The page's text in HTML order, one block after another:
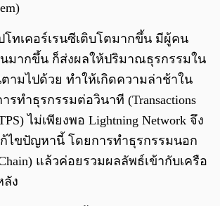
โทเคอร์เรนซีเติบโตมากขึ้น มีผู้คน
มากขึ้น ก็ส่งผลให้ปริมาณธุรกรรมใน
ามไปด้วย ทำให้เกิดความล่าช้าใน
รทำธุรกรรมต่อวินาที (Transactions
ไม่เพียงพอ Lightning Network จึง
ไขปัญหานี้ โดยการทำธุรกรรมนอก
แล้วค่อยรวมผลลัพธ์เข้ากับเครือ
ง